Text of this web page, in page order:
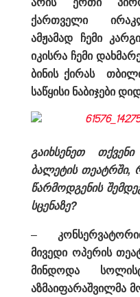
ქართველი
ამჟამად ჩემი
იკისრა ჩემი
ბინის ქირას
საწყისი ნაბიჯები
გაიხსენეთ
ბალეტის თეატრში,
წარმოდგენის
სცენაზე?
–
მივედი ოპერის
მინდოდა
აზმაიფარაშვილმა